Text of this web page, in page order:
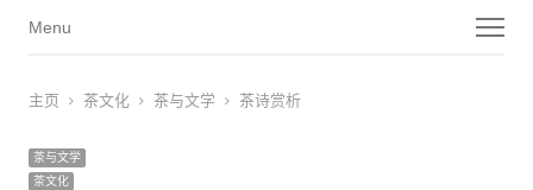
菜单
Menu
主页 茶文化 茶与文学 茶诗赏析
茶与文学
茶文化